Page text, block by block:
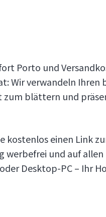
Porto und
Wir verwandeln Ihren
blättern und
kostenlos einen Link
werbefrei und auf
Desktop-PC – Ihr